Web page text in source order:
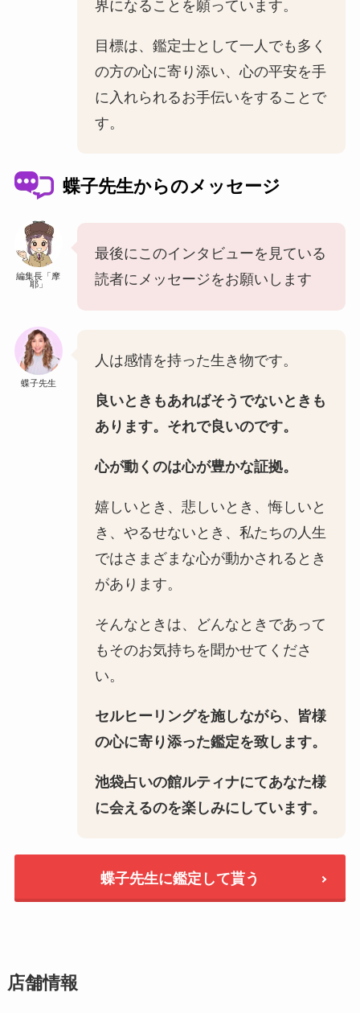
界になることを願っています。
目標は、鑑定士として一人でも多く
の方の心に寄り添い、心の平安を手
に入れられるお手伝いをすることで
す。
蝶子先生からのメッセージ
編集長「摩
耶」
最後にこのインタビューを見ている
読者にメッセージをお願いします
蝶子先生
人は感情を持った生き物です。
良いときもあればそうでないときも
あります。それで良いのです。
心が動くのは心が豊かな証拠。
嬉しいとき、悲しいとき、悔しいと
き、やるせないとき、私たちの人生
ではさまざまな心が動かされるとき
があります。
そんなときは、どんなときであって
もそのお気持ちを聞かせてくださ
い。
セルヒーリングを施しながら、皆様
の心に寄り添った鑑定を致します。
池袋占いの館ルティナにてあなた様
に会えるのを楽しみにしています。
蝶子先生に鑑定して貰う
店舗情報